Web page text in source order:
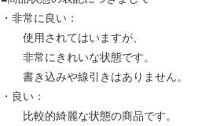
・非常に良い：
使用されてはいますが、
非常にきれいな状態です。
書き込みや線引きはありません。
・良い：
比較的綺麗な状態の商品です。